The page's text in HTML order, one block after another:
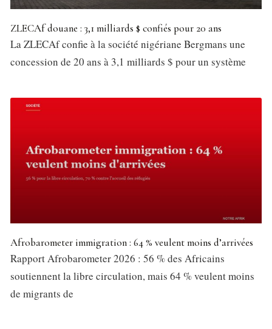
ZLECAf douane : 3,1 milliards $ confiés pour 20 ans
La ZLECAf confie à la société nigériane Bergmans une
concession de 20 ans à 3,1 milliards $ pour un système
Afrobarometer immigration : 64 % veulent moins d’arrivées
Rapport Afrobarometer 2026 : 56 % des Africains
soutiennent la libre circulation, mais 64 % veulent moins
de migrants de